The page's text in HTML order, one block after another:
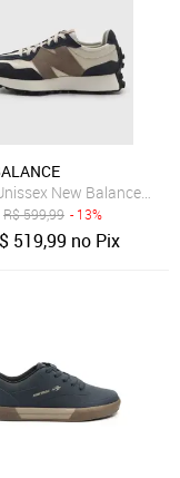
New Balance
R$599,99 - 13%
519,99 no Pix